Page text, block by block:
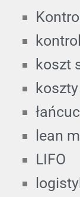
koszt
lean
LIFO